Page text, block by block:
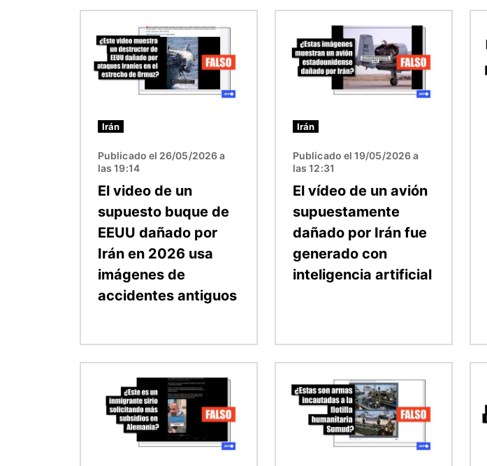
Irán
Publicado el 26/05/2026 a
las 19:14
El video de un
supuesto buque de
EEUU dañado por
Irán en 2026 usa
imágenes de
accidentes antiguos
Irán
Publicado el 19/05/2026 a
las 12:31
El vídeo de un avión
supuestamente
dañado por Irán fue
generado con
inteligencia artificial